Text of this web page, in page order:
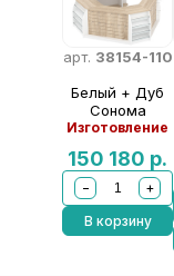
арт. 38154-110
Белый + Дуб
Сонома
Изготовление
150 180 р.
−
+
В корзину